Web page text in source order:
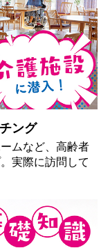
ング
ムなど、高齢者
実際に訪問して